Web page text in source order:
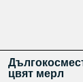
цвят мерл